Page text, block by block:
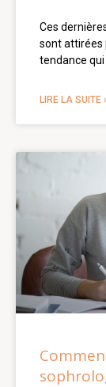
Ces
sont attirées
tendance
LIRE LA SUITE